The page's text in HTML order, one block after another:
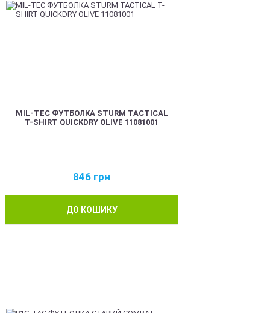
MIL-TEC ФУТБОЛКА STURM TACTICAL
T-SHIRT QUICKDRY OLIVE 11081001
846 грн
ДО КОШИКУ